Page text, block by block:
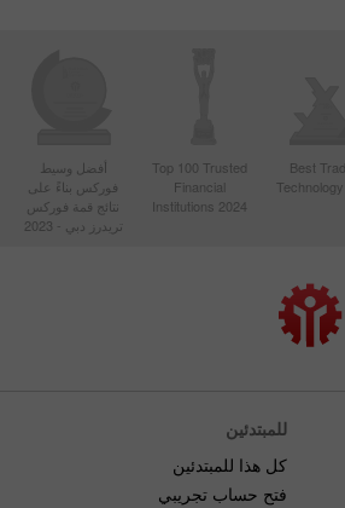
Best
Top 100 Trusted
Financial
Institutions 2024
أفضل وسيط
فوركس بناءً على
نتائج قمة فوركس
تريدرز دبي - 2023
للمبتدئين
كل هذا للمبتدئين
فتح حساب تجريبي